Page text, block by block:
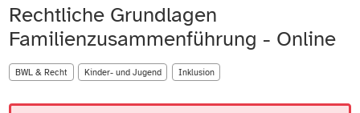
Rechtliche Grundlagen
Familienzusammenführung - Online
BWL & Recht Kinder- und Jugend Inklusion